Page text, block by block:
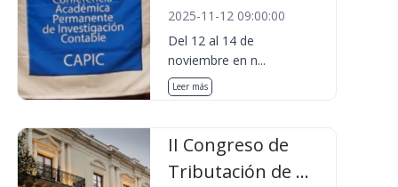
2025-11-12 09:00:00
Del 12 al 14 de
noviembre en n...
Leer más
II Congreso de
Tributación de ...